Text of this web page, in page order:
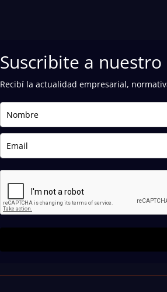
Suscribite a
Recibí la actualidad empresarial,